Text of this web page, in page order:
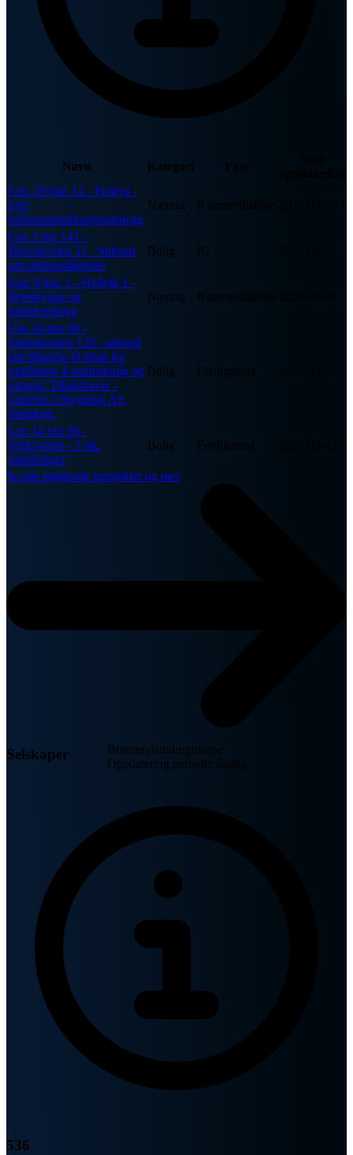
Navn Kategori
Gnr. 20 bnr. 12 - Forøya -
nytt
telekommunikasjonsanlegg
Næring Rammetillatelse
Gnr 1 bnr 141 -
Husvikveien 21 - Søknad
om utslippstillatelse
Bolig IG
Gnr. 9 bnr. 1 - Hellvik 1 -
flytebrygge og
sanitæranlegg
Næring Rammetillatelse
Gnr 14 bnr 60 -
Strandaveien 120 - søknad
om tillatelse til tiltak for
oppføring 4-mannsbolig og
carport. Tiltakshaver -
Opheim Utbygging AS,
Steinkjer.
Bolig Ferdigattest
Gnr 14 bnr 60 -
Verksveien - 3 stk.
miniboliger
Bolig Ferdigattest
Se alle pågående prosjekter og mer
Selskaper
Brønnøysundregistrene
Oppdatering periode: daglig
536